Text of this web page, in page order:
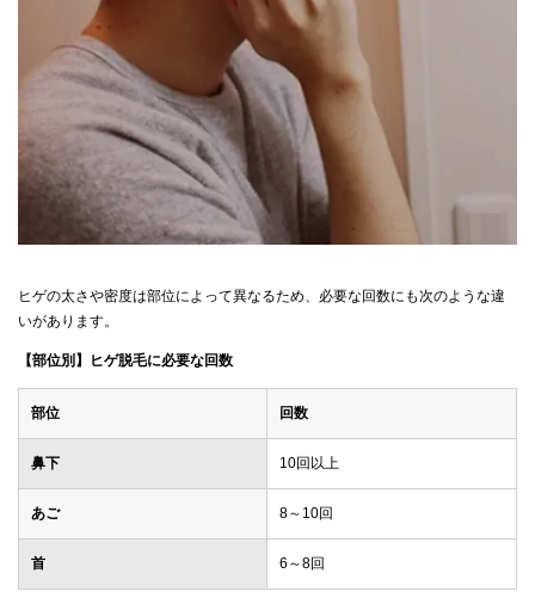
ヒゲの太さや密度は部位によって異なるため、必要な回数にも次のような違
いがあります。
【部位別】ヒゲ脱毛に必要な回数
部位 回数
鼻下 10回以上
あご 8～10回
首 6～8回